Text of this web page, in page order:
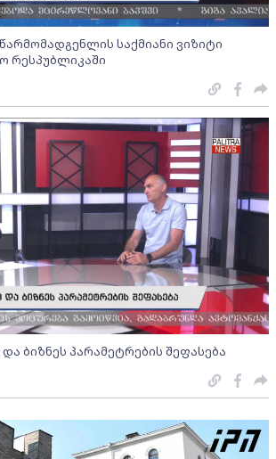
საქმიანი ვიზიტი
რესპუბლიკაში
ბიზნეს პარამეტრების შეფასება